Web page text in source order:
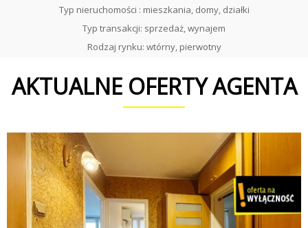
Typ nieruchomości : mieszkania, domy, działki
Typ transakcji: sprzedaż, wynajem
Rodzaj rynku: wtórny, pierwotny
AKTUALNE OFERTY AGENTA